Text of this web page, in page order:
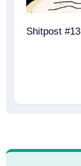
Shitpost #13